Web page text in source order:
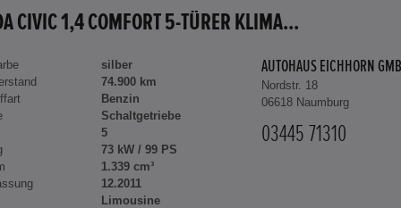
CIVIC 1,4 COMFORT 5-TÜRER KLIMA...
silber
74.900 km
Benzin
Schaltgetriebe
5
73 kW / 99 PS
1.339 cm³
12.2011
Limousine
AUTOHAUS EICHHORN
Nordstr. 18
06618 Naumburg
03445 71310